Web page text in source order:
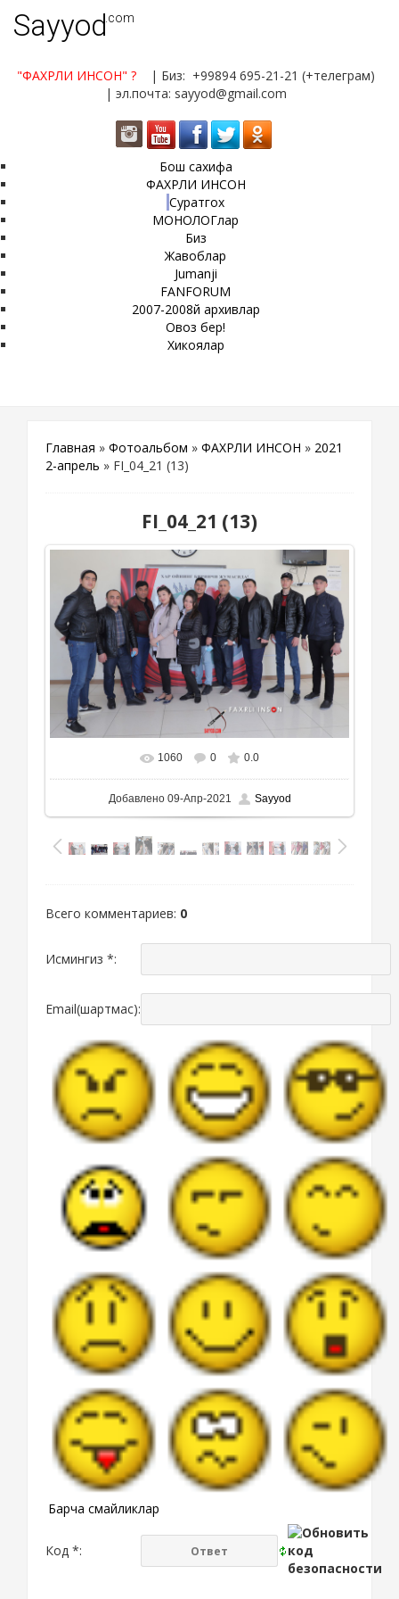
Sayyod.com
"ФАХРЛИ ИНСОН" ?
| Биз: +99894 695-21-21 (+телеграм)
| эл.почта: sayyod@gmail.com
Бош сахифа
ФАХРЛИ ИНСОН
Суратгох
МОНОЛОГлар
Биз
Жавоблар
Jumanji
FANFORUM
2007-2008й архивлар
Овоз бер!
Хикоялар
Главная » Фотоальбом » ФАХРЛИ ИНСОН » 2021
2-апрель » FI_04_21 (13)
FI_04_21 (13)
В реальном размере 1111x698
1060 0 0.0
Добавлено09-Апр-2021 Sayyod
Всего комментариев: 0
Исмингиз *:
Email(шартмас):
Барча смайликлар
Код *: